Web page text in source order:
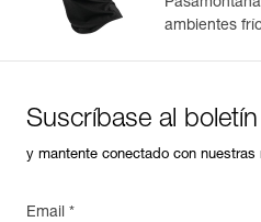
ambientes
Suscríbase al boletín
y mantente conectado con nuestras
Email *